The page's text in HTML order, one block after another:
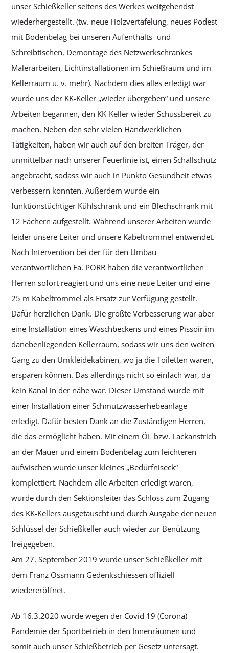
unser Schießkeller seitens des Werkes weitgehendst
wiederhergestellt. (tw. neue Holzvertäfelung, neues Podest
mit Bodenbelag bei unseren Aufenthalts- und
Schreibtischen, Demontage des Netzwerkschrankes
Malerarbeiten, Lichtinstallationen im Schießraum und im
Kellerraum u. v. mehr). Nachdem dies alles erledigt war
wurde uns der KK-Keller „wieder übergeben“ und unsere
Arbeiten begannen, den KK-Keller wieder Schussbereit zu
machen. Neben den sehr vielen Handwerklichen
Tätigkeiten, haben wir auch auf den breiten Träger, der
unmittelbar nach unserer Feuerlinie ist, einen Schallschutz
angebracht, sodass wir auch in Punkto Gesundheit etwas
verbessern konnten. Außerdem wurde ein
funktionstüchtiger Kühlschrank und ein Blechschrank mit
12 Fächern aufgestellt. Während unserer Arbeiten wurde
leider unsere Leiter und unsere Kabeltrommel entwendet.
Nach Intervention bei der für den Umbau
verantwortlichen Fa. PORR haben die verantwortlichen
Herren sofort reagiert und uns eine neue Leiter und eine
25 m Kabeltrommel als Ersatz zur Verfügung gestellt.
Dafür herzlichen Dank. Die größte Verbesserung war aber
eine Installation eines Waschbeckens und eines Pissoir im
danebenliegenden Kellerraum, sodass wir uns den weiten
Gang zu den Umkleidekabinen, wo ja die Toiletten waren,
ersparen können. Das allerdings nicht so einfach war, da
kein Kanal in der nähe war. Dieser Umstand wurde mit
einer Installation einer Schmutzwasserhebeanlage
erledigt. Dafür besten Dank an die Zuständigen Herren,
die das ermöglicht haben. Mit einem ÖL bzw. Lackanstrich
an der Mauer und einem Bodenbelag zum leichteren
aufwischen wurde unser kleines „Bedürfniseck“
komplettiert. Nachdem alle Arbeiten erledigt waren,
wurde durch den Sektionsleiter das Schloss zum Zugang
des KK-Kellers ausgetauscht und durch Ausgabe der neuen
Schlüssel der Schießkeller auch wieder zur Benützung
freigegeben.
Am 27. September 2019 wurde unser Schießkeller mit
dem Franz Ossmann Gedenkschiessen offiziell
wiedereröffnet.
Ab 16.3.2020 wurde wegen der Covid 19 (Corona)
Pandemie der Sportbetrieb in den Innenräumen und
somit auch unser Schießbetrieb per Gesetz untersagt.